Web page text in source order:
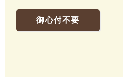
御心付不要